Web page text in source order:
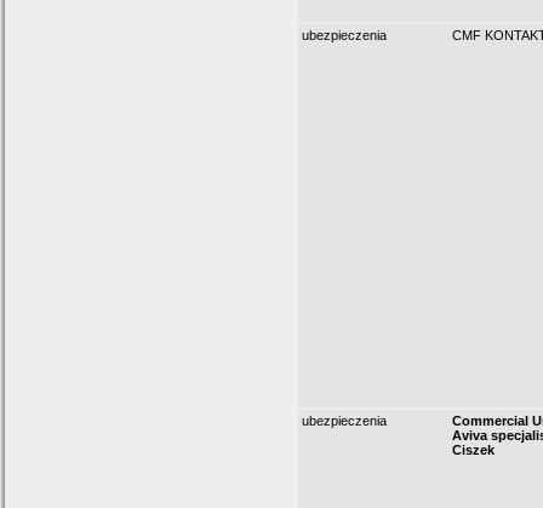
ubezpieczenia CMF
ubezpieczenia
Commercial
Aviva
Ciszek